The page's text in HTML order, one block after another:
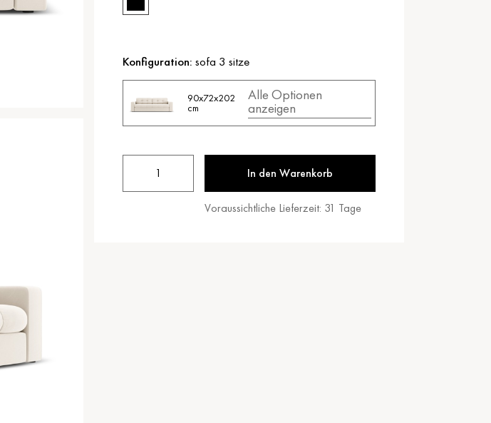
Konfiguration: sofa 3 sitze
90x72x202
cm
Alle Optionen
anzeigen
1 In den Warenkorb
Voraussichtliche Lieferzeit: 31 Tage